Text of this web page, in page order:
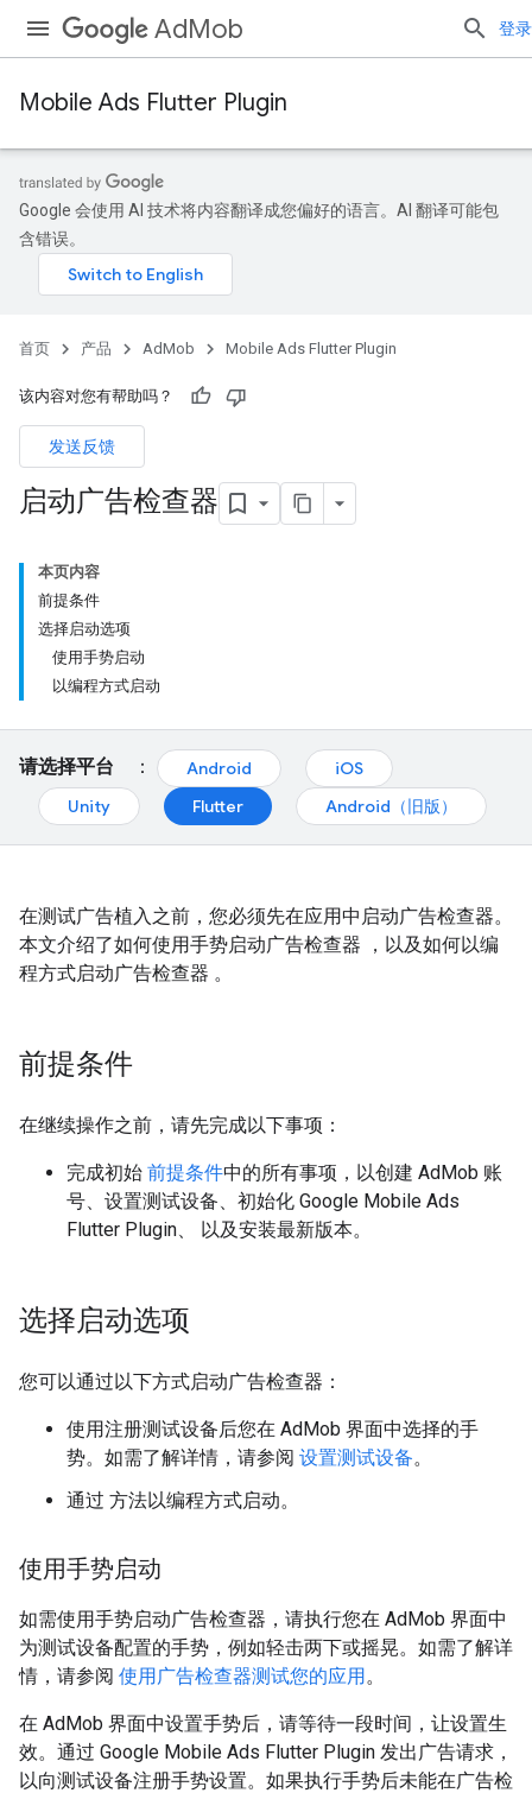
AdMob 登录
Mobile Ads Flutter Plugin
Google 会使用 AI 技术将内容翻译成您偏好的语言。AI 翻译可能包
含错误。
首页 产品 AdMob Mobile Ads Flutter Plugin
该内容对您有帮助吗？
发送反馈
启动广告检查器
本页内容
前提条件
选择启动选项
使用手势启动
以编程方式启动
请选择平台 ： Android
iOS
Unity
Flutter Android（旧版）
在测试广告植入之前，您必须先在应用中启动广告检查器。
本文介绍了如何使用手势启动广告检查器 ，以及如何以编
程方式启动广告检查器 。
前提条件
在继续操作之前，请先完成以下事项：
完成初始 前提条件中的所有事项，以创建 AdMob 账
号、设置测试设备、初始化 Google Mobile Ads
Flutter Plugin、 以及安装最新版本。
选择启动选项
您可以通过以下方式启动广告检查器：
使用注册测试设备后您在 AdMob 界面中选择的手
势。如需了解详情，请参阅 设置测试设备。
通过 方法以编程方式启动。
使用手势启动
如需使用手势启动广告检查器，请执行您在 AdMob 界面中
为测试设备配置的手势，例如轻击两下或摇晃。如需了解详
情，请参阅 使用广告检查器测试您的应用。
在 AdMob 界面中设置手势后，请等待一段时间，让设置生
效。通过 Google Mobile Ads Flutter Plugin 发出广告请求，
以向测试设备注册手势设置。如果执行手势后未能在广告检